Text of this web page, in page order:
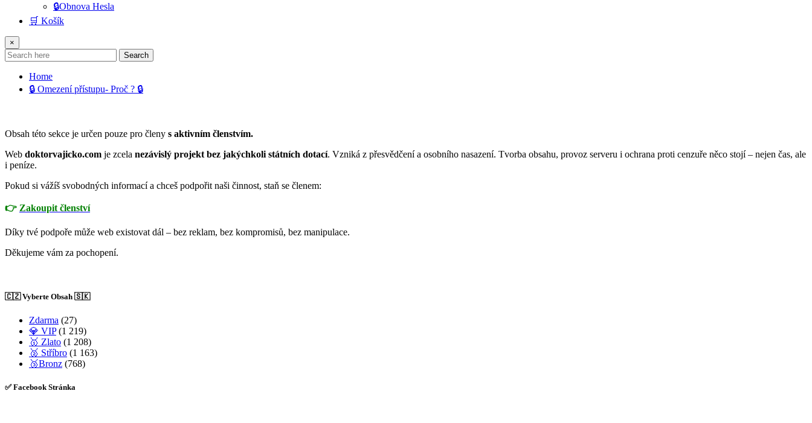
🔒Obnova Hesla
🛒 Košík
×
Search
Home
🔒 Omezení přístupu- Proč ? 🔒
Obsah této sekce je určen pouze pro členy s aktivním členstvím.
Web doktorvajicko.com je zcela nezávislý projekt bez jakýchkoli státních dotací. Vzniká z přesvědčení a osobního nasazení. Tvorba obsahu, provoz serveru i ochrana proti cenzuře něco stojí – nejen čas, ale
i peníze.
Pokud si vážíš svobodných informací a chceš podpořit naši činnost, staň se členem:
👉 Zakoupit členství
Díky tvé podpoře může web existovat dál – bez reklam, bez kompromisů, bez manipulace.
Děkujeme vám za pochopení.
🇨🇿 Vyberte Obsah 🇸🇰
Zdarma (27)
💎 VIP(1 219)
🥇 Zlato (1 208)
🥈 Stříbro (1 163)
🥉Bronz (768)
✅ Facebook Stránka